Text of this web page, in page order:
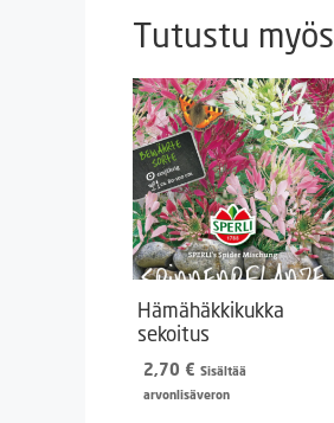
Tutustu myös
Hämähäkkikukka
sekoitus
2,70 € Sisältää
arvonlisäveron